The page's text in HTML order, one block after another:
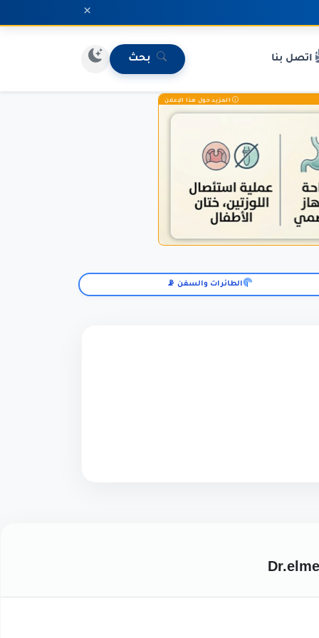
×
اتصل بنا بحث
المزيد حول هذا الإعلان
الطائرات والسفن 📡